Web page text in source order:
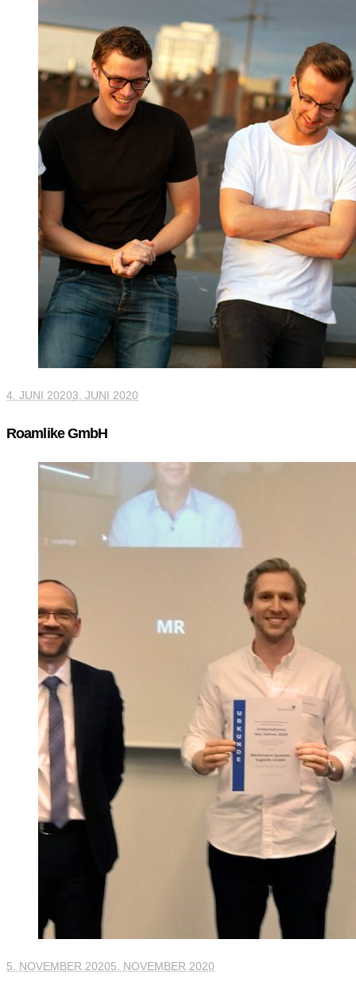
4. JUNI 20203. JUNI 2020
Roamlike GmbH
5. NOVEMBER 20205. NOVEMBER 2020